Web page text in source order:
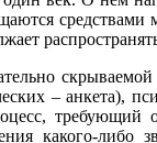
– анкета),
требующий
какого-